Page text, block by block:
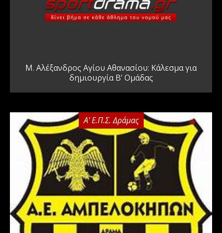
Μ. Αλέξανδρος Αγίου Αθανασίου: Κάλεσμα για
δημιουργία Β’ Ομάδας
Α' Ε.Π.Σ. Δράμας 0